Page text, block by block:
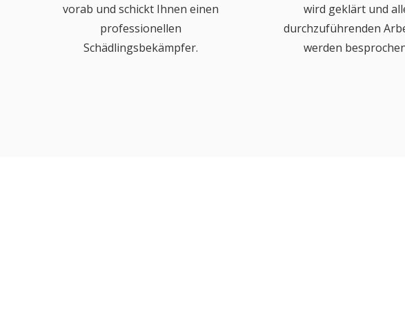
vorab und schickt Ihnen einen
professionellen
Schädlingsbekämpfer.
wird geklärt und
durchzuführenden
werden